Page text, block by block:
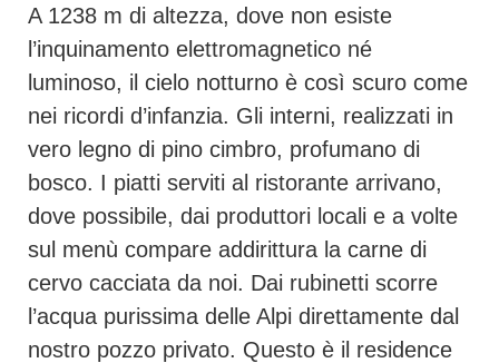
A 1238 m di altezza, dove non esiste
l’inquinamento elettromagnetico né
luminoso, il cielo notturno è così scuro come
nei ricordi d’infanzia. Gli interni, realizzati in
vero legno di pino cimbro, profumano di
bosco. I piatti serviti al ristorante arrivano,
dove possibile, dai produttori locali e a volte
sul menù compare addirittura la carne di
cervo cacciata da noi. Dai rubinetti scorre
l’acqua purissima delle Alpi direttamente dal
nostro pozzo privato. Questo è il residence